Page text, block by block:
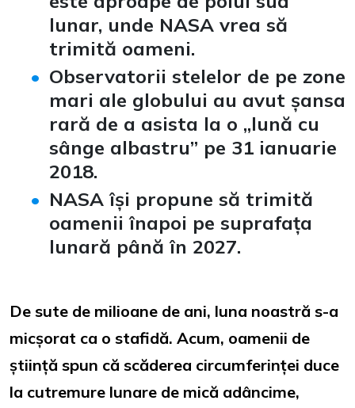
lunar, unde NASA vrea să
trimită oameni.
Observatorii stelelor de pe zone
mari ale globului au avut șansa
rară de a asista la o „lună cu
sânge albastru” pe 31 ianuarie
2018.
NASA își propune să trimită
oamenii înapoi pe suprafața
lunară până în 2027.
De sute de milioane de ani, luna noastră s-a
micșorat ca o stafidă. Acum, oamenii de
știință spun că scăderea circumferinței duce
la cutremure lunare de mică adâncime,